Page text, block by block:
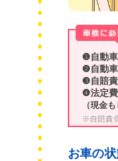
❶自動
❷自動
❸自賠
❹法定
（現金
※自賠責
お車の